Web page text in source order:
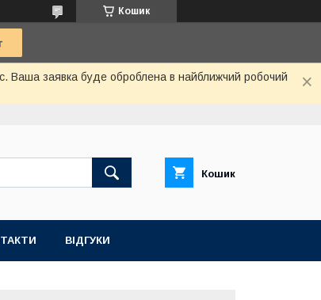
Кошик
Ваша заявка буде оброблена в найближчий робочий
Кошик
ВІДГУКИ